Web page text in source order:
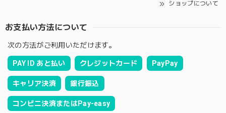
ショップについて
お支払い方法について
次の方法がご利用いただけます。
PAY ID あと払い クレジットカード PayPay
キャリア決済 銀行振込
コンビニ決済またはPay-easy